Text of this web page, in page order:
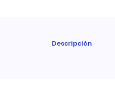
Descripción